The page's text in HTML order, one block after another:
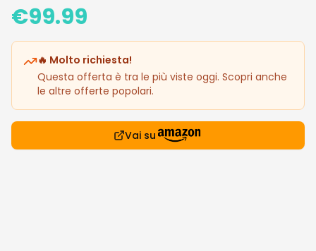
€99.99
🔥 Molto richiesta!
Questa offerta è tra le più viste oggi. Scopri anche
le altre offerte popolari.
Vai su